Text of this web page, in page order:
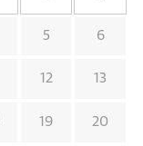
5 6
12 13
19 20